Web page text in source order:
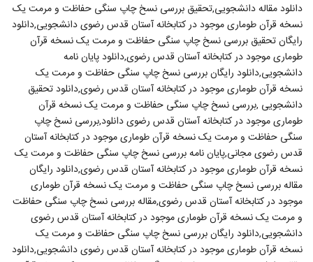
دانلود مقاله دانشجویی,تحقیق بررسی نسخ چاپ سنگی حفاظت و مرمت یک
نسخه قرآن طوماری موجود در کتابخانه آستان قدس رضوی دانشجویی,دانلود
رایگان تحقیق بررسی نسخ چاپ سنگی حفاظت و مرمت یک نسخه قرآن
طوماری موجود در کتابخانه آستان قدس رضوی,دانلود پایان نامه
دانشجویی,دانلود رایگان بررسی نسخ چاپ سنگی حفاظت و مرمت یک
نسخه قرآن طوماری موجود در کتابخانه آستان قدس رضوی,دانلود تحقیق
دانشجویی ,بررسی نسخ چاپ سنگی حفاظت و مرمت یک نسخه قرآن
طوماری موجود در کتابخانه آستان قدس رضوی دانلود,بررسی نسخ چاپ
سنگی حفاظت و مرمت یک نسخه قرآن طوماری موجود در کتابخانه آستان
قدس رضوی مجانی,پایان نامه بررسی نسخ چاپ سنگی حفاظت و مرمت یک
نسخه قرآن طوماری موجود در کتابخانه آستان قدس رضوی,دانلود رایگان
مقاله بررسی نسخ چاپ سنگی حفاظت و مرمت یک نسخه قرآن طوماری
موجود در کتابخانه آستان قدس رضوی,مقاله بررسی نسخ چاپ سنگی حفاظت
و مرمت یک نسخه قرآن طوماری موجود در کتابخانه آستان قدس رضوی
دانشجویی,دانلود رایگان بررسی نسخ چاپ سنگی حفاظت و مرمت یک
نسخه قرآن طوماری موجود در کتابخانه آستان قدس رضوی دانشجویی,دانلود